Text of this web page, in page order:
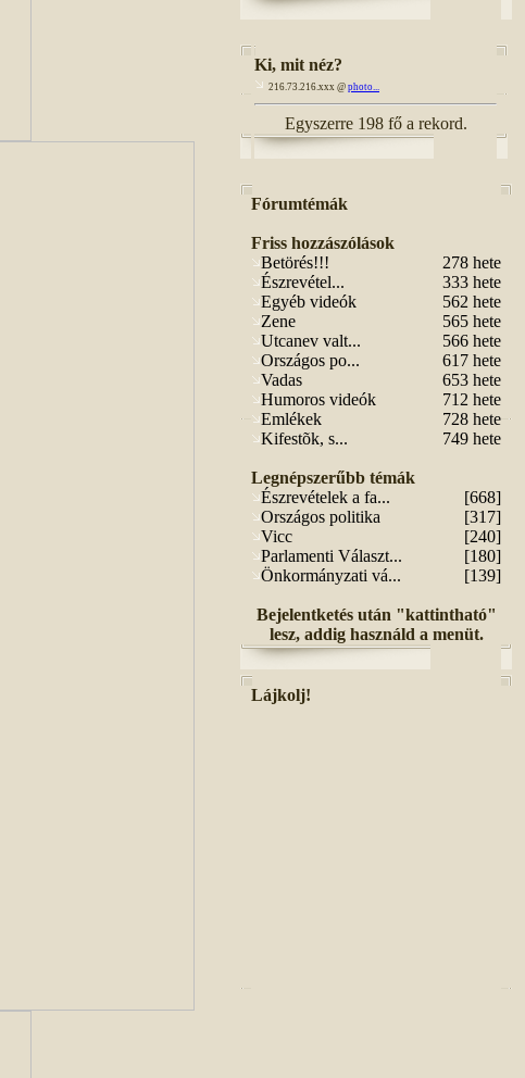
Ki, mit néz?
216.73.216.xxx @ photo...
Egyszerre 198 fő a rekord.
Fórumtémák
Friss hozzászólások
Betörés!!!
278 hete
Észrevétel...
333 hete
Egyéb videók
562 hete
Zene
565 hete
Utcanev valt...
566 hete
Országos po...
617 hete
Vadas
653 hete
Humoros videók
712 hete
Emlékek
728 hete
Kifestõk, s...
749 hete
Legnépszerűbb témák
Észrevételek a fa...
[668]
Országos politika
[317]
Vicc
[240]
Parlamenti Választ...
[180]
Önkormányzati vá...
[139]
Bejelentketés után "kattintható"
lesz, addig használd a menüt.
Lájkolj!